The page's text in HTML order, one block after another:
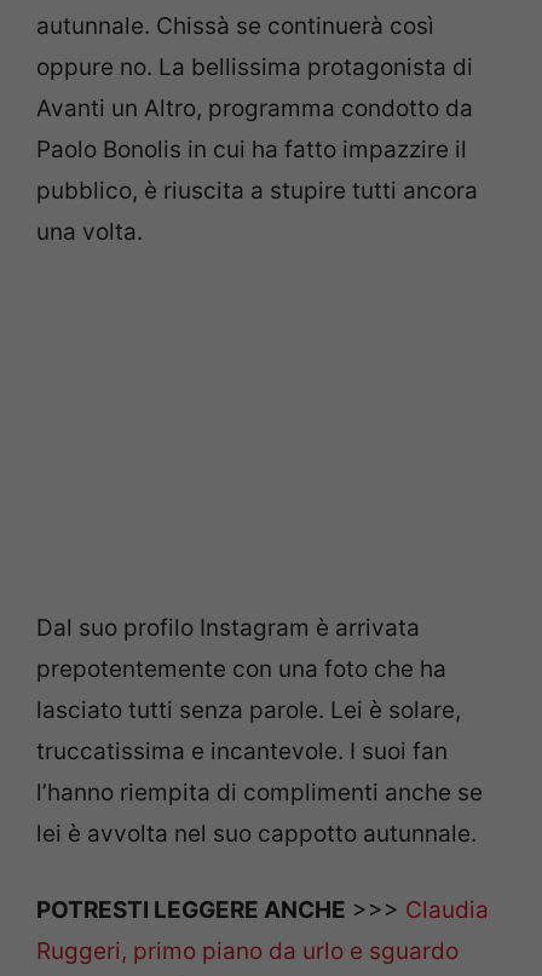
autunnale. Chissà se continuerà così
oppure no. La bellissima protagonista di
Avanti un Altro, programma condotto da
Paolo Bonolis in cui ha fatto impazzire il
pubblico, è riuscita a stupire tutti ancora
una volta.
Dal suo profilo Instagram è arrivata
prepotentemente con una foto che ha
lasciato tutti senza parole. Lei è solare,
truccatissima e incantevole. I suoi fan
l’hanno riempita di complimenti anche se
lei è avvolta nel suo cappotto autunnale.
POTRESTI LEGGERE ANCHE >>> Claudia
Ruggeri, primo piano da urlo e sguardo